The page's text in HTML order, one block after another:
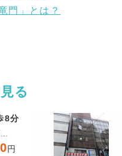
門」とは？
る
8分
円